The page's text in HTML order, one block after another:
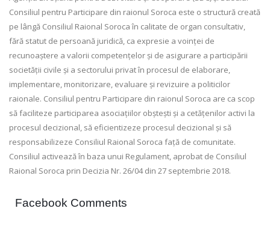
Consiliul pentru Participare din raionul Soroca este o structură creată
pe lângă Consiliul Raional Soroca în calitate de organ consultativ,
fără statut de persoană juridică, ca expresie a voinței de
recunoaștere a valorii competențelor și de asigurare a participării
societății civile și a sectorului privat în procesul de elaborare,
implementare, monitorizare, evaluare și revizuire a politicilor
raionale. Consiliul pentru Participare din raionul Soroca are ca scop
să faciliteze participarea asociațiilor obștești și a cetățenilor activi la
procesul decizional, să eficientizeze procesul decizional și să
responsabilizeze Consiliul Raional Soroca față de comunitate.
Consiliul activează în baza unui Regulament, aprobat de Consiliul
Raional Soroca prin Decizia Nr. 26/04 din 27 septembrie 2018.
Facebook Comments